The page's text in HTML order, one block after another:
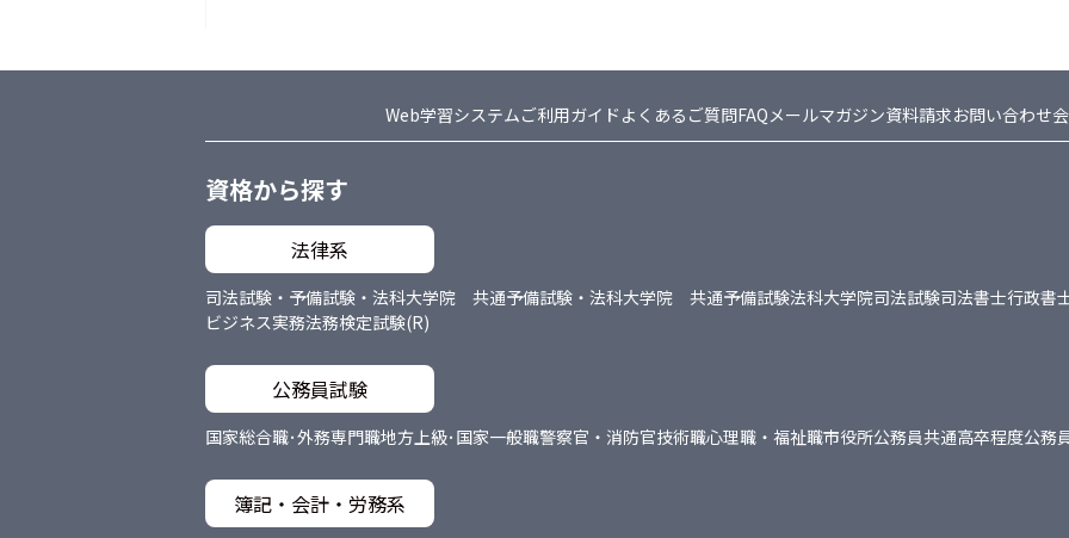
Web学習システムご利用ガイド よくあるご質問FAQメールマガジン資料請求お問い合わせ
資格から探す
法律系
司法試験・予備試験・法科大学院 共通予備試験・法科大学院 共通予備試験法科大学院司法試験司法書士行政書
ビジネス実務法務検定試験(R)
公務員試験
国家総合職･外務専門職地方上級･国家一般職警察官・消防官技術職心理職・福祉職市役所公務員共通高卒程度公務
簿記・会計・労務系